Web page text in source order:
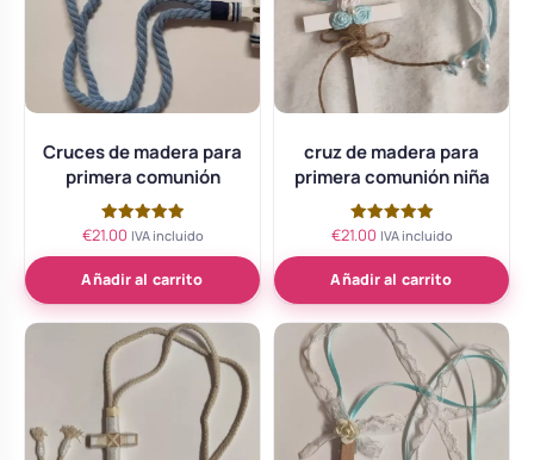
Cruces de madera para
primera comunión
Valorado
5.00
de 5
€21.00 IVA incluido
Añadir al carrito
cruz de madera para
primera comunión niña
Valorado
5.00
de 5
€21.00 IVA incluido
Añadir al carrito